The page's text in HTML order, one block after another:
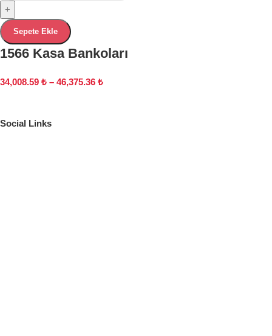
+
Sepete Ekle
1566 Kasa Bankoları
34,008.59 ₺ – 46,375.36 ₺
Social Links